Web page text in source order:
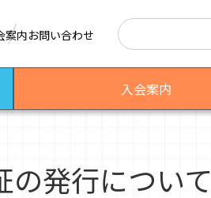
案内お問い合わせ 検索
入会案内
の発行について